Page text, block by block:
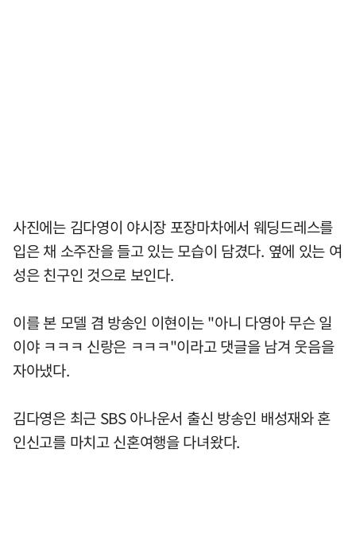
사진에는 김다영이 야시장 포장마차에서 웨딩드레스를
입은 채 소주잔을 들고 있는 모습이 담겼다. 옆에 있는 여
성은 친구인 것으로 보인다.
이를 본 모델 겸 방송인 이현이는 "아니 다영아 무슨 일
이야 ㅋㅋㅋ 신랑은 ㅋㅋㅋ"이라고 댓글을 남겨 웃음을
자아냈다.
김다영은 최근 SBS 아나운서 출신 방송인 배성재와 혼
인신고를 마치고 신혼여행을 다녀왔다.